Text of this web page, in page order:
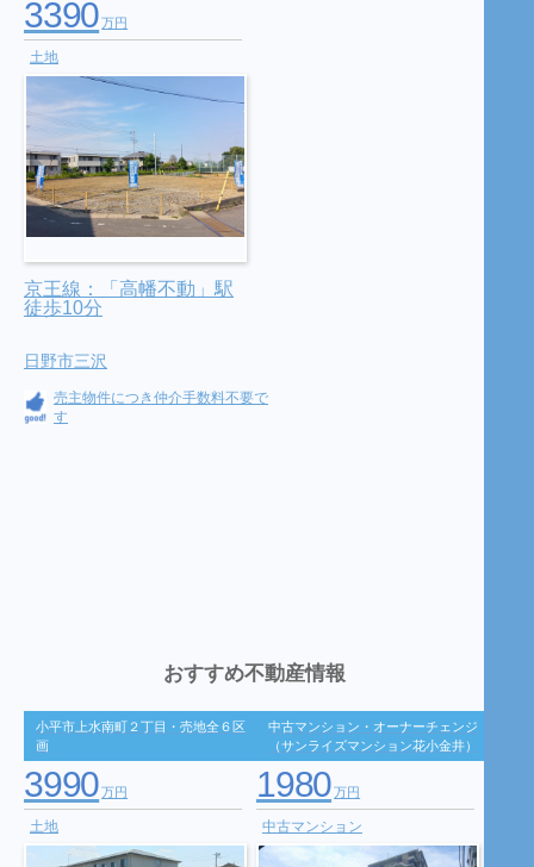
3390万円
土地
京王線：「高幡不動」駅
徒歩10分
日野市三沢
売主物件につき仲介手数料不要で
す
おすすめ不動産情報
小平市上水南町２丁目・売地全６区
画
3990万円
土地
中古マンション・オーナーチェンジ
（サンライズマンション花小金井）
1980万円
中古マンション